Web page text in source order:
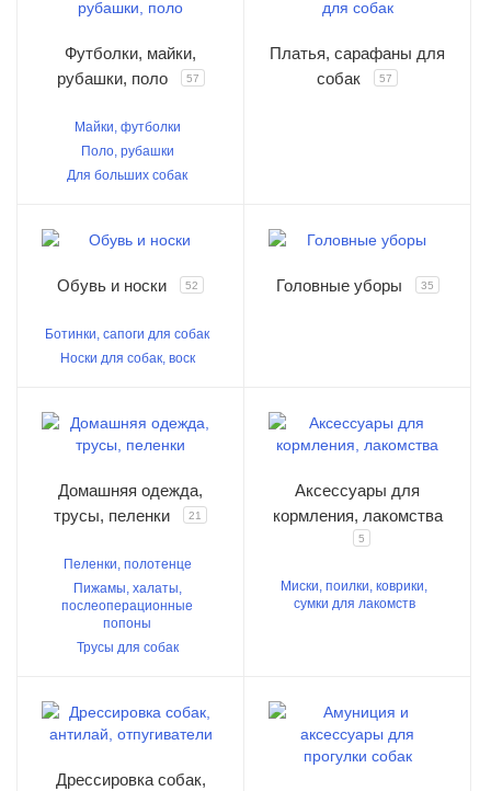
Футболки, майки,
рубашки, поло
57
Майки, футболки
Поло, рубашки
Для больших собак
Платья, сарафаны для
собак
57
Обувь и носки 52
Ботинки, сапоги для собак
Носки для собак, воск
Головные уборы 35
Домашняя одежда,
трусы, пеленки
21
Пеленки, полотенце
Пижамы, халаты,
послеоперационные
попоны
Трусы для собак
Аксессуары для
кормления, лакомства
5
Миски, поилки, коврики,
сумки для лакомств
Дрессировка собак,